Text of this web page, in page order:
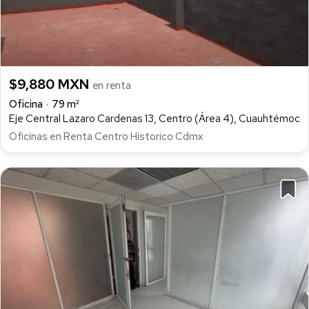
$9,880 MXN en renta
Oficina
79 m²
Eje Central Lazaro Cardenas 13, Centro (Área 4), Cuauhtémoc
Oficinas en Renta Centro Historico Cdmx